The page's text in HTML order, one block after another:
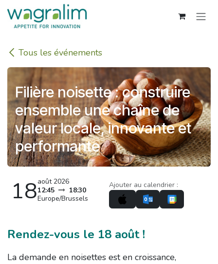
Se rendre au contenu
Tous les événements
Filière noisette : construire
ensemble une chaîne de
valeur locale, innovante et
performante
18août 2026
12:45
18:30
Europe/Brussels
Ajouter au calendrier :
Rendez-vous le 18 août !
La demande en noisettes est en croissance,